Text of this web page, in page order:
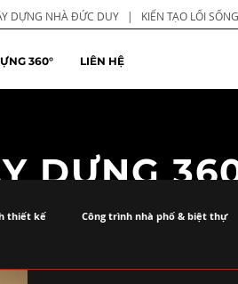
DỰNG NHÀ ĐỨC DUY | KIẾN TẠO LỐI
360° LIÊN HỆ
DỰNG
thiết kế Công trình nhà phố & biệt thự